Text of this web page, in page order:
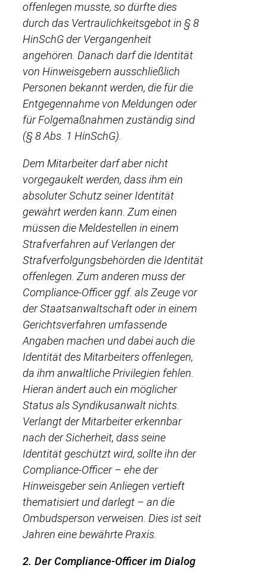
offenlegen musste, so dürfte dies
durch das Vertraulichkeitsgebot in § 8
HinSchG der Vergangenheit
angehören. Danach darf die Identität
von Hinweisgebern ausschließlich
Personen bekannt werden, die für die
Entgegennahme von Meldungen oder
für Folgemaßnahmen zuständig sind
(§ 8 Abs. 1 HinSchG).
Dem Mitarbeiter darf aber nicht
vorgegaukelt werden, dass ihm ein
absoluter Schutz seiner Identität
gewährt werden kann. Zum einen
müssen die Meldestellen in einem
Strafverfahren auf Verlangen der
Strafverfolgungsbehörden die Identität
offenlegen. Zum anderen muss der
Compliance-Officer ggf. als Zeuge vor
der Staatsanwaltschaft oder in einem
Gerichtsverfahren umfassende
Angaben machen und dabei auch die
Identität des Mitarbeiters offenlegen,
da ihm anwaltliche Privilegien fehlen.
Hieran ändert auch ein möglicher
Status als Syndikusanwalt nichts.
Verlangt der Mitarbeiter erkennbar
nach der Sicherheit, dass seine
Identität geschützt wird, sollte ihn der
Compliance-Officer – ehe der
Hinweisgeber sein Anliegen vertieft
thematisiert und darlegt – an die
Ombudsperson verweisen. Dies ist seit
Jahren eine bewährte Praxis.
2. Der Compliance-Officer im Dialog